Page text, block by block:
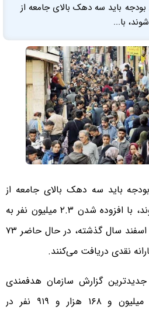
باید سه دهک بالای جامعه از
با...
باید سه دهک بالای جامعه از
لیست یارانه‌بگیران خارج شوند، با افزوده شدن ۲.۳ میلیون نفر به
این جمع در ماه‌های بهمن و اسفند سال گذشته، در حال حاضر ۷۳
نقدی دریافت می‌کنند.
گزارش سازمان هدفمندی
یارانه‌ها، خرداد امسال ۲۸ میلیون و ۱۶۸ هزار و ۹۱۹ نفر در